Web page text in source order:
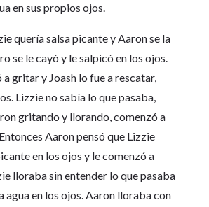
en sus propios ojos.
quería salsa picante y Aaron se la
se le cayó y le salpicó en los ojos.
gritar y Joash lo fue a rescatar,
Lizzie no sabía lo que pasaba,
gritando y llorando, comenzó a
Aaron pensó que Lizzie
en los ojos y le comenzó a
lloraba sin entender lo que pasaba
agua en los ojos. Aaron lloraba con